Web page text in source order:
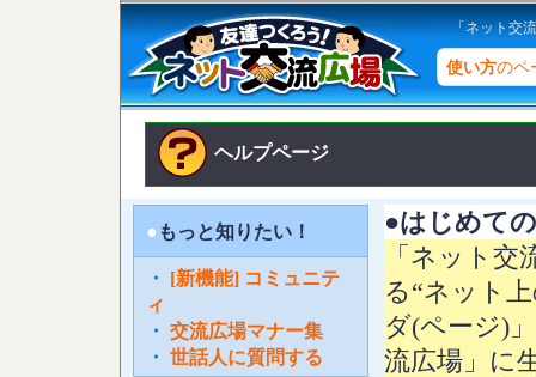
「ネット交
使い方のペ
ヘルプページ
● もっと知りたい！
・
[新機能] コミュニテ
ィ
・ 交流広場マナー集
・ 世話人に質問する
●はじめて
「ネット
る“ネット
ダ(ページ)
流広場」に